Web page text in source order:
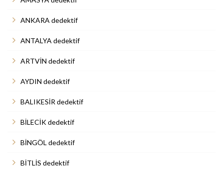
ANKARA dedektif
ANTALYA dedektif
ARTVİN dedektif
AYDIN dedektif
BALIKESİR dedektif
BİLECİK dedektif
BİNGÖL dedektif
BİTLİS dedektif